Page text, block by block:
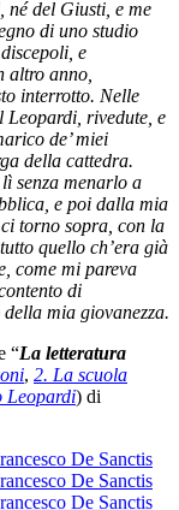
né del Giusti, e me
di uno studio
e
altro anno,
interrotto. Nelle
Leopardi, rivedute, e
de’ miei
della cattedra.
senza menarlo a
e poi dalla mia
torno sopra, con la
quello ch’era già
come mi pareva
di
mia giovanezza.
“La letteratura
, 2. La scuola
Leopardi) di